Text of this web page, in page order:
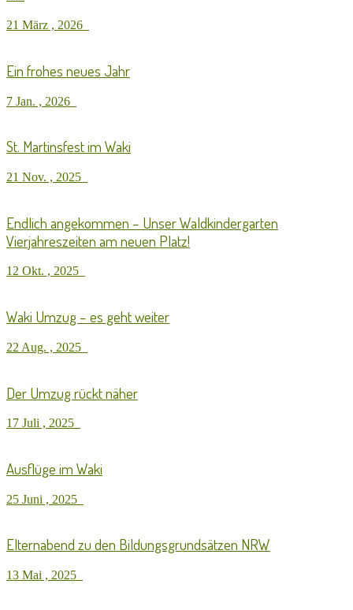
21 März , 2026
Ein frohes neues Jahr
7 Jan. , 2026
St. Martinsfest im Waki
21 Nov. , 2025
Endlich angekommen – Unser Waldkindergarten
Vierjahreszeiten am neuen Platz!
12 Okt. , 2025
Waki Umzug – es geht weiter
22 Aug. , 2025
Der Umzug rückt näher
17 Juli , 2025
Ausflüge im Waki
25 Juni , 2025
Elternabend zu den Bildungsgrundsätzen NRW
13 Mai , 2025